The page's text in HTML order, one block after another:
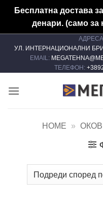
Бесплатна достава
денари. (само за
УЛ. ИНТЕРНАЦИОНАЛНИ
EMAIL:
ТЕЛЕФОН:
HOME » ОКОВ